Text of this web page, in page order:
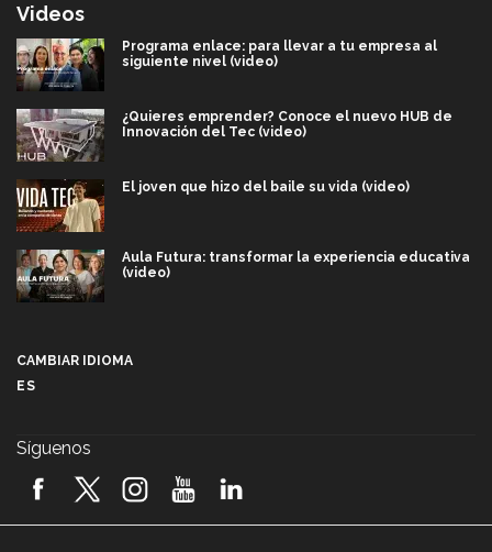
Videos
Programa enlace: para llevar a tu empresa al
siguiente nivel (video)
¿Quieres emprender? Conoce el nuevo HUB de
Innovación del Tec (video)
El joven que hizo del baile su vida (video)
Aula Futura: transformar la experiencia educativa
(video)
2026! (video)
CAMBIAR IDIOMA
ES
Síguenos